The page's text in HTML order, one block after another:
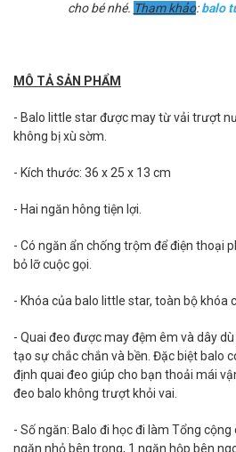
cho bé nhé. Tham khảo:balo
MÔ TẢ SẢN PHẨM
- Balo little star được may từ vải trượt
không bị xù sờm.
- Kích thước: 36 x 25 x 13 cm
- Hai ngăn hông tiện lợi.
- Có ngăn ẩn chống trộm để điện thoại
bỏ lỡ cuộc gọi.
- Khóa của balo little star, toàn bộ khóa
- Quai đeo được may đệm êm và dây
tạo sự chắc chắn và bền. Đặc biệt balo
định quai đeo giúp cho bạn thoải mái
đeo balo không trượt khỏi vai.
- Số ngăn: Balo đi học đi làm Tổng cộng
ngăn nhỏ bên trong, 1 ngăn hộp bên